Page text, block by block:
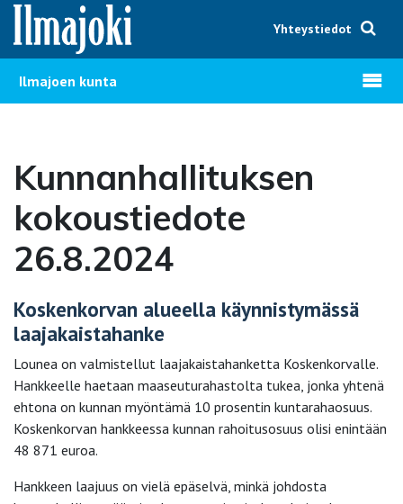
Hyppää sisältöön
Yhteystiedot
Ilmajoen kunta Avaa
Kunnanhallituksen
kokoustiedote
26.8.2024
Koskenkorvan alueella käynnistymässä
laajakaistahanke
Lounea on valmistellut laajakaistahanketta Koskenkorvalle.
Hankkeelle haetaan maaseuturahastolta tukea, jonka yhtenä
ehtona on kunnan myöntämä 10 prosentin kuntarahaosuus.
Koskenkorvan hankkeessa kunnan rahoitusosuus olisi enintään
48 871 euroa.
Hankkeen laajuus on vielä epäselvä, minkä johdosta